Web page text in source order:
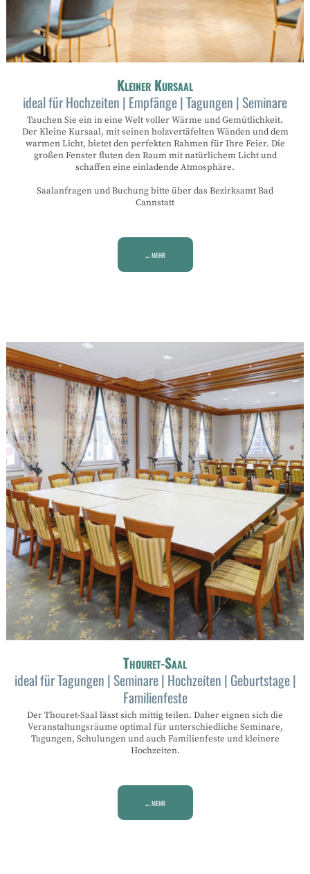
Kleiner Kursaal
ideal für Hochzeiten | Empfänge | Tagungen | Seminare
Tauchen Sie ein in eine Welt voller Wärme und Gemütlichkeit.
Der Kleine Kursaal, mit seinen holzvertäfelten Wänden und dem
warmen Licht, bietet den perfekten Rahmen für Ihre Feier. Die
großen Fenster fluten den Raum mit natürlichem Licht und
schaffen eine einladende Atmosphäre.
Saalanfragen und Buchung bitte über das Bezirksamt Bad
Cannstatt
... mehr
Thouret-Saal
ideal für Tagungen | Seminare | Hochzeiten | Geburtstage |
Familienfeste
Der Thouret-Saal lässt sich mittig teilen. Daher eignen sich die
Veranstaltungsräume optimal für unterschiedliche Seminare,
Tagungen, Schulungen und auch Familienfeste und kleinere
Hochzeiten.
... mehr